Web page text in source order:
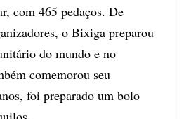
com 465 pedaços. De
o Bixiga preparou
do mundo e no
comemorou seu
foi preparado um bolo